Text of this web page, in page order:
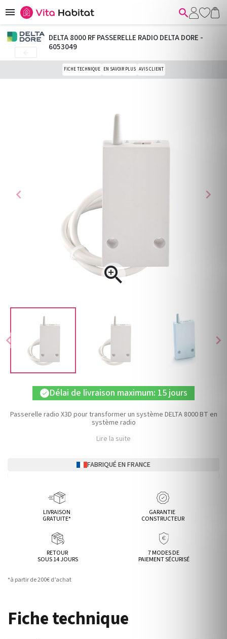
 
chevron_left chevron_right
chevron_left

chevron_right
DELTA 8000 RF PASSERELLE RADIO DELTA DORE -
6053049
FICHE TECHNIQUE EN SAVOIR PLUS AVIS CLIENT
check Délai de livraison maximum: 15 jours
Passerelle radio X3D pour transformer un système DELTA 8000 BT en
système radio
Lire la suite
FABRIQUÉ EN FRANCE
LIVRAISON
GRATUITE*
GARANTIE
CONSTRUCTEUR
RETOUR
SOUS 14 JOURS
7 MODES DE
PAIEMENT SÉCURISÉ
*à partir de 200€ d’achat
Fiche technique